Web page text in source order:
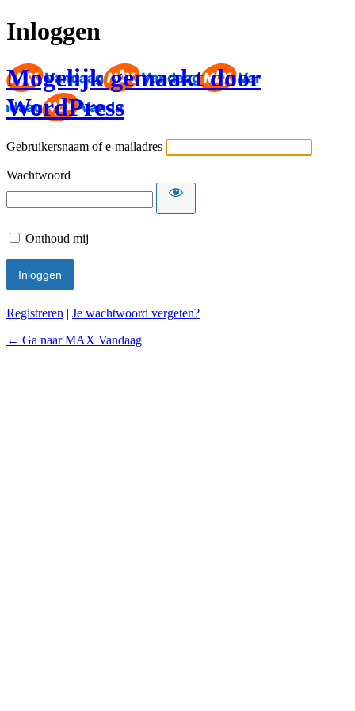
Inloggen
Mogelijk gemaakt door
WordPress
Gebruikersnaam of e-mailadres
Wachtwoord
Onthoud mij
Registreren | Je wachtwoord vergeten?
← Ga naar MAX Vandaag